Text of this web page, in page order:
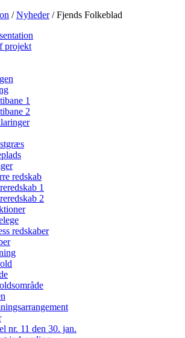
/Nyheder/ Fjends Folkeblad
projekt
1
2
redskab
1
2
redskaber
nr. 11 den 30. jan.